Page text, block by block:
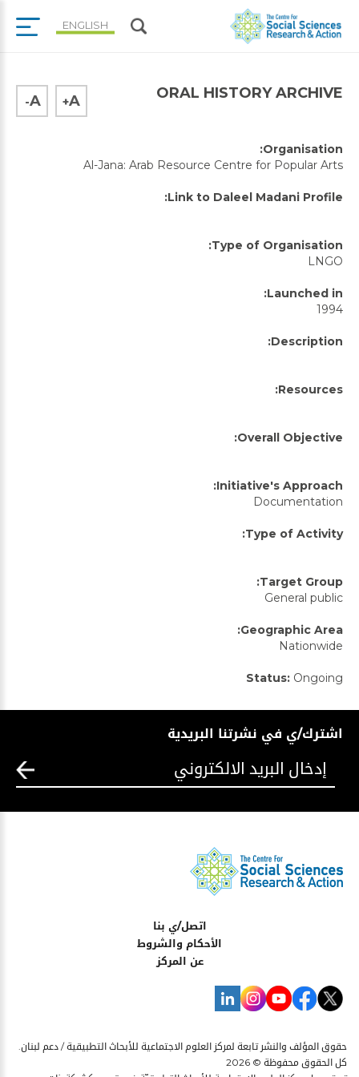
ENGLISH
ORAL HISTORY ARCHIVE
A
+
A
-
Organisation:
Al-Jana: Arab Resource Centre for Popular Arts
Link to Daleel Madani Profile:
Type of Organisation:
LNGO
Launched in:
1994
Description:
Resources:
Overall Objective:
Initiative's Approach:
Documentation
Type of Activity:
Target Group:
General public
Geographic Area:
Nationwide
Status: Ongoing
اشترك/ي في نشرتنا البريدية
اتصل/ي بنا
الأحكام والشروط
عن المركز
حقوق المؤلف والنشر تابعة لمركز العلوم الاجتماعية للأبحاث التطبيقية / دعم لبنان.
كل الحقوق محفوظة © 2026